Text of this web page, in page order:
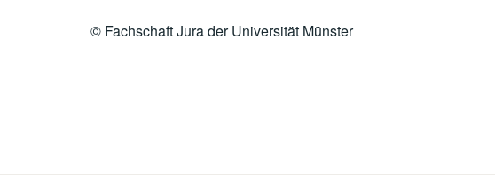
© Fachschaft Jura der Universität Münster